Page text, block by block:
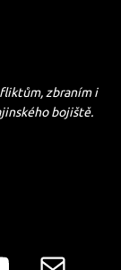
zbraním i
bojiště.